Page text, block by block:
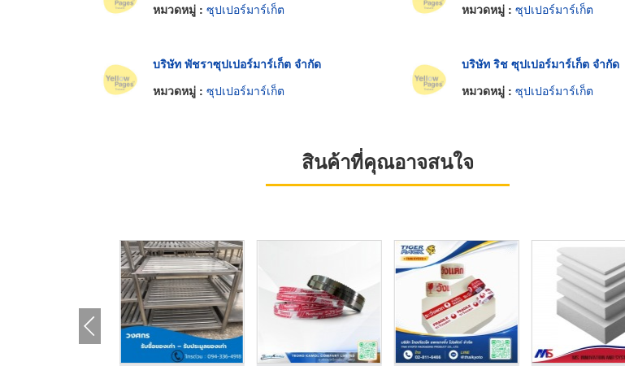
หมวดหมู่ : ซุปเปอร์มาร์เก็ต
หมวดหมู่ : ซุปเปอร์มาร์เก็ต
บริษัท พัชราซุปเปอร์มาร์เก็ต จำกัด
หมวดหมู่ : ซุปเปอร์มาร์เก็ต
บริษัท ริช ซุปเปอร์มาร์เก็ต จำกัด
หมวดหมู่ : ซุปเปอร์มาร์เก็ต
สินค้าที่คุณอาจสนใจ